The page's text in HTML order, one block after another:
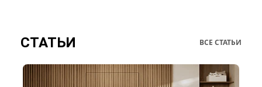
СТАТЬИ ВСЕ СТАТЬИ